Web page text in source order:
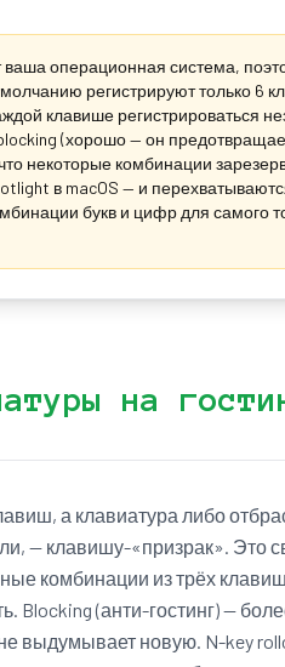
операционная система,
регистрируют только 6
клавише регистрироваться
(хорошо — он
некоторые комбинации
в macOS — и
букв и цифр для самого
на
а клавиатура либо
— клавишу-«призрак». Это
комбинации из трёх
Blocking (анти-гостинг) —
выдумывает новую. N-key